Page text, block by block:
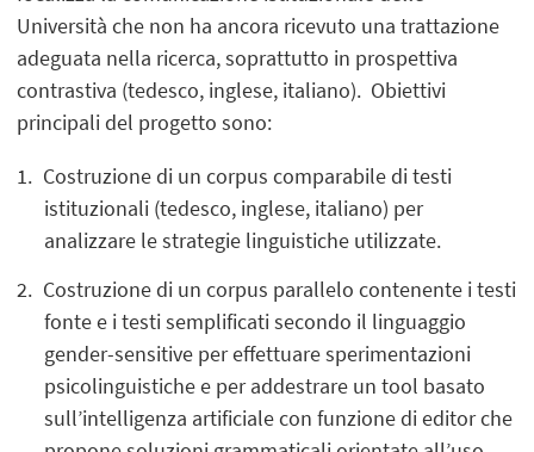
Università che non ha ancora ricevuto una trattazione
adeguata nella ricerca, soprattutto in prospettiva
contrastiva (tedesco, inglese, italiano). Obiettivi
principali del progetto sono:
Costruzione di un corpus comparabile di testi
istituzionali (tedesco, inglese, italiano) per
analizzare le strategie linguistiche utilizzate.
Costruzione di un corpus parallelo contenente i testi
fonte e i testi semplificati secondo il linguaggio
gender-sensitive per effettuare sperimentazioni
psicolinguistiche e per addestrare un tool basato
sull’intelligenza artificiale con funzione di editor che